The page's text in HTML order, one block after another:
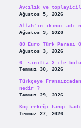
Avcılık ve
Ağustos 5, 2026
Allah’ın ikinci adı
Ağustos 3, 2026
80 Euro Türk Parası
Ağustos 3, 2026
6. sınıfta 3 ile
Temmuz 30, 2026
Türkçeye
nedir ?
Temmuz 29, 2026
Koç erkeği hangi
Temmuz 27, 2026